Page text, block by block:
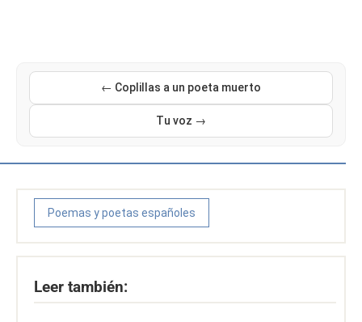
← Coplillas a un poeta muerto
Tu voz →
Poemas y poetas españoles
Leer también: